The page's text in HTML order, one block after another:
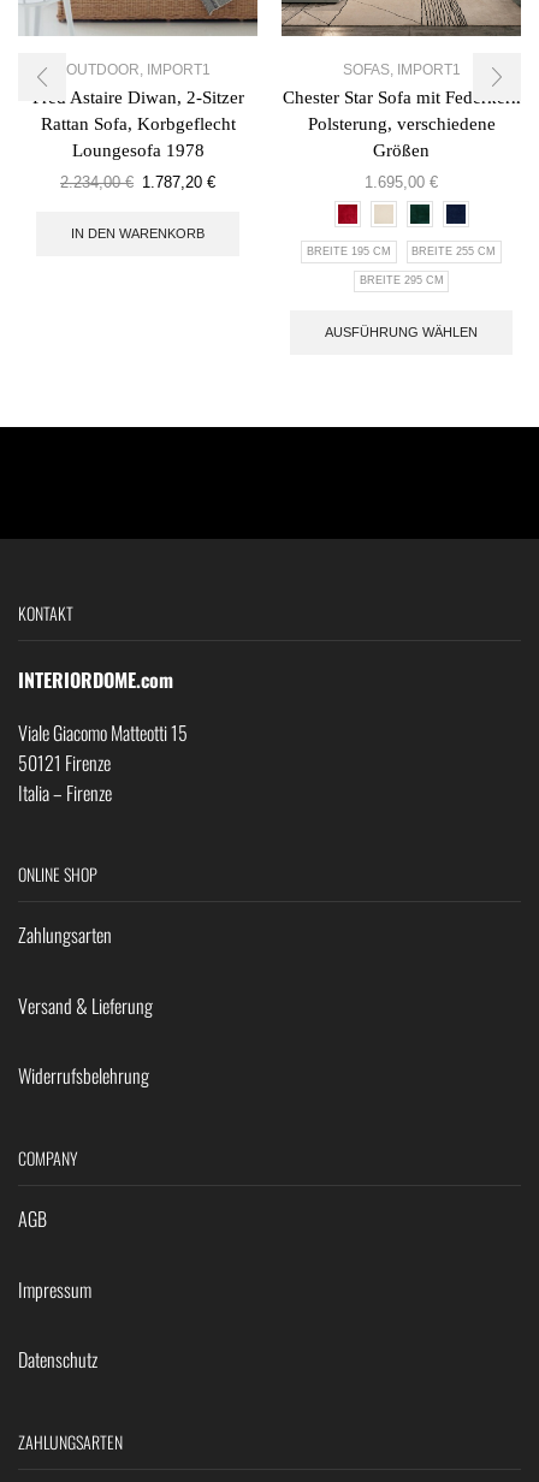
OUTDOOR IMPORT1
Fred Astaire Diwan, 2-Sitzer
Rattan Sofa, Korbgeflecht
Loungesofa 1978
2.234,00€ 1.787,20 €
IN DEN WARENKORB
SOFAS, IMPORT1
Chester Star Sofa mit Federkern
Polsterung, verschiedene
Größen
1.695,00 €
BREITE 195 CM BREITE 255 CM
BREITE 295 CM
AUSFÜHRUNG WÄHLEN
KONTAKT
INTERIORDOME.com
Viale Giacomo Matteotti 15
50121 Firenze
Italia – Firenze
ONLINE SHOP
Zahlungsarten
Versand & Lieferung
Widerrufsbelehrung
COMPANY
AGB
Impressum
Datenschutz
ZAHLUNGSARTEN